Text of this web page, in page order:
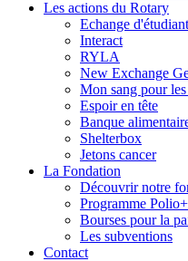
Les actions du Rotary
Echange
Interact
RYLA
New Exchange
Mon sang pour les
Espoir en tête
Banque
Shelterbox
Jetons cancer
La Fondation
Découvrir notre
Programme Polio+
Bourses pour la
Les subventions
Contact